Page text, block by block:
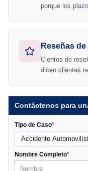
porque los
Reseñas
Cientos de
dicen clientes
Contáctenos para
Tipo de Caso*
Nombre Completo*